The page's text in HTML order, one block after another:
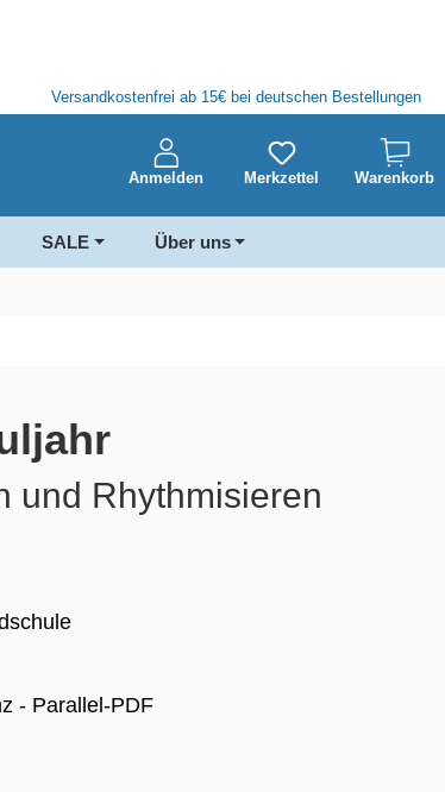
Versandkostenfrei ab 15€ bei deutschen Bestellungen
Anmelden Merkzettel Warenkorb
SALE Über uns
und Rhythmisieren
- Parallel-PDF